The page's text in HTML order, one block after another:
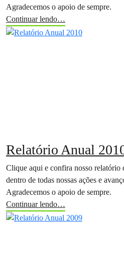
Agradecemos o apoio de sempre.
Continuar lendo…
Relatório Anual
Clique aqui e confira nosso relatório
dentro de todas nossas ações e
Agradecemos o apoio de sempre.
Continuar lendo…